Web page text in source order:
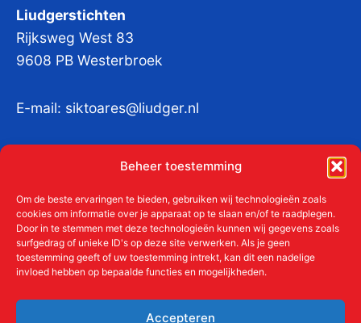
Beheer toestemming
Om de beste ervaringen te bieden, gebruiken wij technologieën zoals
cookies om informatie over je apparaat op te slaan en/of te raadplegen.
Door in te stemmen met deze technologieën kunnen wij gegevens zoals
surfgedrag of unieke ID's op deze site verwerken. Als je geen
toestemming geeft of uw toestemming intrekt, kan dit een nadelige
invloed hebben op bepaalde functies en mogelijkheden.
Accepteren
Liudgerstichten
Rijksweg West 83
9608 PB Westerbroek
E-mail: siktoares@liudger.nl
KvKnr:41011712
Meer over de Liudgerstichten
Aanmelden als donateur